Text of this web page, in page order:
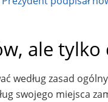
ale tylko
według zasad
swojego miejsca